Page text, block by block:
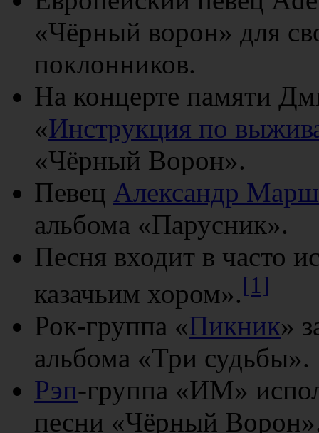
«Чёрный ворон» для
поклонников.
На концерте памяти
«Инструкция по
«Чёрный Ворон».
Певец Александр
альбома «Парусник».
Песня входит в часто
казачьим хором».[1]
Рок-группа «Пикник»
альбома «Три судьбы».
Рэп-группа «ИМ»
песни «Чёрный